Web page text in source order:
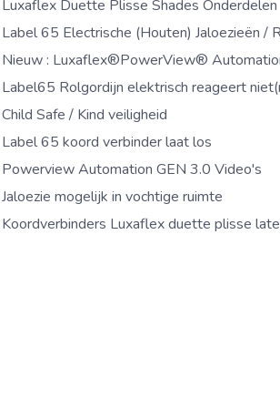
Luxaflex Duette Plisse Shades Onderdelen
Nieuw : Luxaflex®PowerView®
Label65 Rolgordijn elektrisch reageert
Child Safe / Kind veiligheid
Label 65 koord verbinder laat los
Powerview Automation GEN 3.0 Video's
Jaloezie mogelijk in vochtige ruimte
Koordverbinders Luxaflex duette plisse